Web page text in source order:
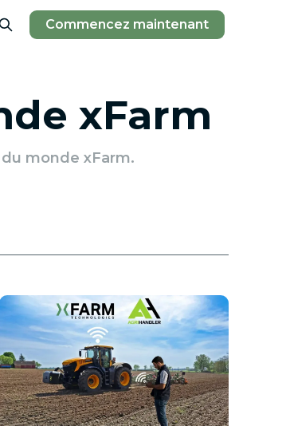
Commencez maintenant
xFarm
monde xFarm.